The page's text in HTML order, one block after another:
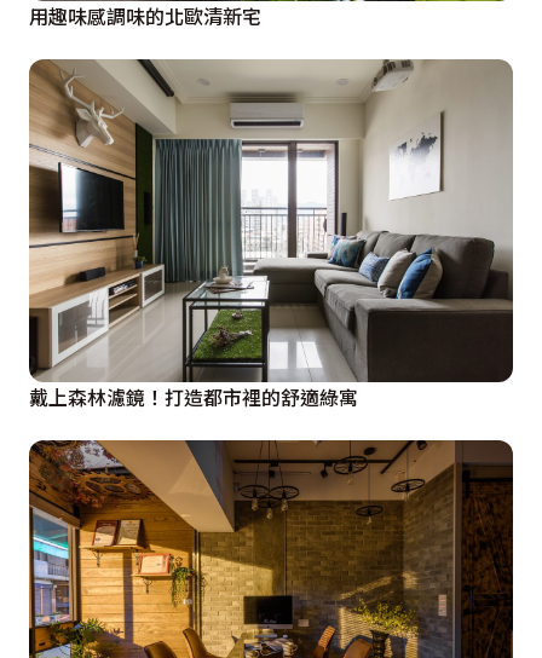
用趣味感調味的北歐清新宅
戴上森林濾鏡！打造都市裡的舒適綠寓